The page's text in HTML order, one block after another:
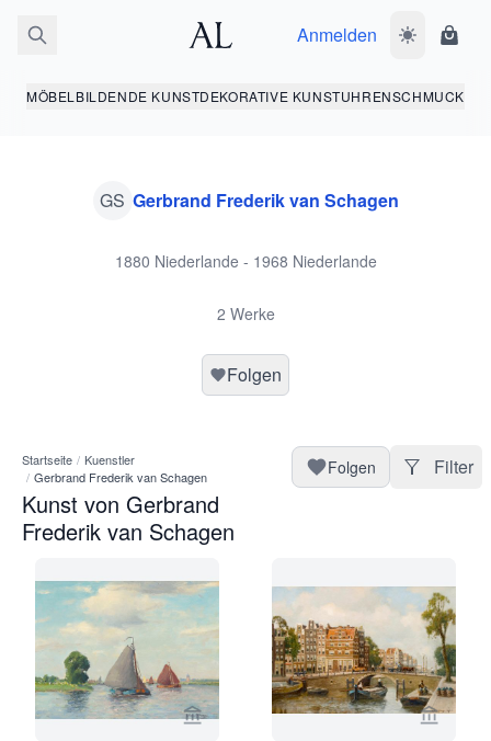
Anmelden
MÖBEL BILDENDE KUNSTDEKORATIVE KUNSTUHRENSCHMUCK
GS Gerbrand Frederik van Schagen
1880 Niederlande - 1968 Niederlande
2 Werke
Folgen
Startseite / Kuenstler
/ Gerbrand Frederik van Schagen
Kunst von Gerbrand
Frederik van Schagen
Folgen Filter
Verkaeuferseite von Studio 2000